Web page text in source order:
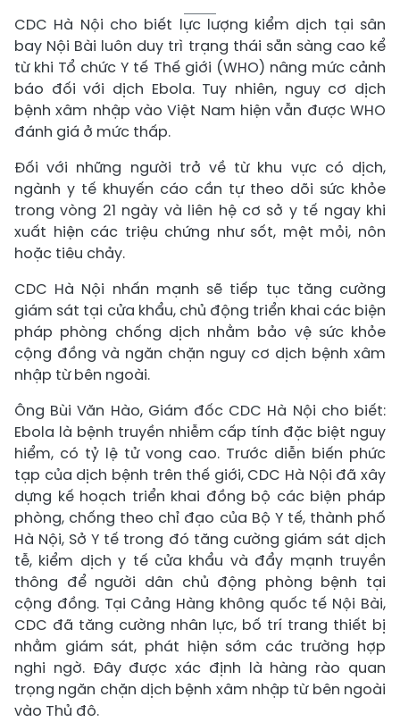
CDC Hà Nội cho biết lực lượng kiểm dịch tại sân
bay Nội Bài luôn duy trì trạng thái sẵn sàng cao kể
từ khi Tổ chức Y tế Thế giới (WHO) nâng mức cảnh
báo đối với dịch Ebola. Tuy nhiên, nguy cơ dịch
bệnh xâm nhập vào Việt Nam hiện vẫn được WHO
đánh giá ở mức thấp.
Đối với những người trở về từ khu vực có dịch,
ngành y tế khuyến cáo cần tự theo dõi sức khỏe
trong vòng 21 ngày và liên hệ cơ sở y tế ngay khi
xuất hiện các triệu chứng như sốt, mệt mỏi, nôn
hoặc tiêu chảy.
CDC Hà Nội nhấn mạnh sẽ tiếp tục tăng cường
giám sát tại cửa khẩu, chủ động triển khai các biện
pháp phòng chống dịch nhằm bảo vệ sức khỏe
cộng đồng và ngăn chặn nguy cơ dịch bệnh xâm
nhập từ bên ngoài.
Ông Bùi Văn Hào, Giám đốc CDC Hà Nội cho biết:
Ebola là bệnh truyền nhiễm cấp tính đặc biệt nguy
hiểm, có tỷ lệ tử vong cao. Trước diễn biến phức
tạp của dịch bệnh trên thế giới, CDC Hà Nội đã xây
dựng kế hoạch triển khai đồng bộ các biện pháp
phòng, chống theo chỉ đạo của Bộ Y tế, thành phố
Hà Nội, Sở Y tế trong đó tăng cường giám sát dịch
tễ, kiểm dịch y tế cửa khẩu và đẩy mạnh truyền
thông để người dân chủ động phòng bệnh tại
cộng đồng. Tại Cảng Hàng không quốc tế Nội Bài,
CDC đã tăng cường nhân lực, bố trí trang thiết bị
nhằm giám sát, phát hiện sớm các trường hợp
nghi ngờ. Đây được xác định là hàng rào quan
trọng ngăn chặn dịch bệnh xâm nhập từ bên ngoài
vào Thủ đô.